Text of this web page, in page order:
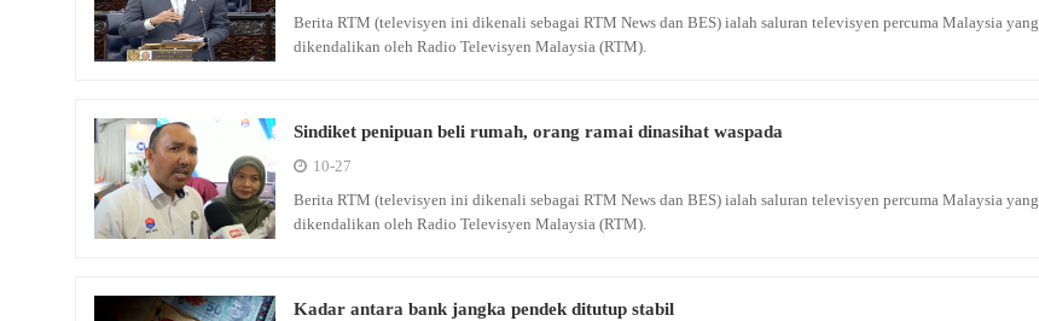
Berita RTM (televisyen ini dikenali sebagai RTM News dan BES) ialah saluran televisyen percuma Malaysia yang
dikendalikan oleh Radio Televisyen Malaysia (RTM).
Sindiket penipuan beli rumah, orang ramai dinasihat waspada
10-27
Berita RTM (televisyen ini dikenali sebagai RTM News dan BES) ialah saluran televisyen percuma Malaysia yang
dikendalikan oleh Radio Televisyen Malaysia (RTM).
Kadar antara bank jangka pendek ditutup stabil